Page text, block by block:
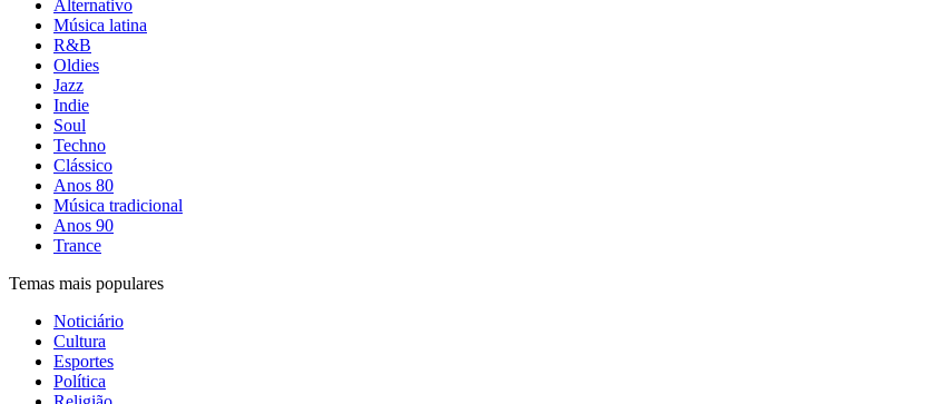
Alternativo
Música latina
R&B
Oldies
Jazz
Indie
Soul
Techno
Clássico
Anos 80
Música tradicional
Anos 90
Trance
Temas mais populares
Noticiário
Cultura
Esportes
Política